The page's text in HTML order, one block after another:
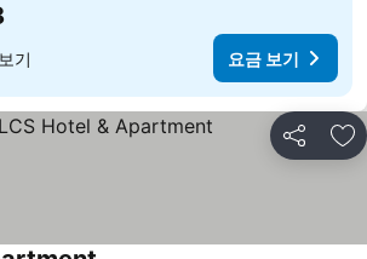
기 요금 보기
공유 즐